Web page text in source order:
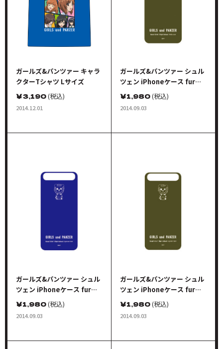
ガールズ&パンツァー キャラ
クターTシャツ Lサイズ
￥3,190(税込)
2014.12.01
ガールズ&パンツァー シュル
ツェン iPhoneケース fur
iPhone5 チームキャラクタ
ーシンボル あんこうver. オリ
ーブ
￥1,980(税込)
2014.09.03
ガールズ&パンツァー シュル
ツェン iPhoneケース fur
iPhone5 チームキャラクタ
ーシンボル レオポンさんver.
ネイビー
￥1,980(税込)
2014.09.03
ガールズ&パンツァー シュル
ツェン iPhoneケース fur
iPhone5 チームキャラクタ
ーシンボル レオポンさんver.
オリーブ
￥1,980(税込)
2014.09.03